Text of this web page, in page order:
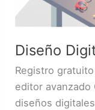
Diseño
Registro
editor avanzado
diseños